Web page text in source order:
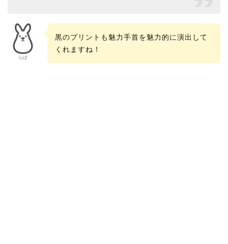
らぼ
黒のプリントも魅力手首を魅力的に演出して
くれますね！